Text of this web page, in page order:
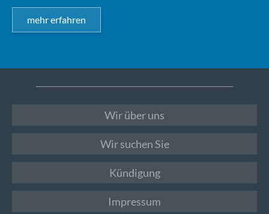
mehr erfahren
Wir über uns
Wir suchen Sie
Kündigung
Impressum